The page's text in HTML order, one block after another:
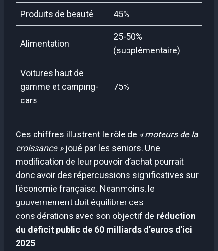
Produits de beauté 45%
Alimentation
25-50%
(supplémentaire)
Voitures haut de
gamme et camping-
cars
75%
Ces chiffres illustrent le rôle de « moteurs de la
croissance »joué par les seniors. Une
modification de leur pouvoir d’achat pourrait
donc avoir des répercussions significatives sur
l’économie française. Néanmoins, le
gouvernement doit équilibrer ces
considérations avec son objectif de réduction
du déficit public de 60 milliards d’euros d’ici
2025.